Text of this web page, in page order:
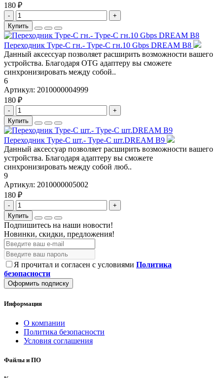
180 ₽
-
+
Купить
Переходник Type-C гн.- Type-C гн.10 Gbps DREAM B8
Данный аксессуар позволяет расширить возможности вашего
устройства. Благодаря OTG адаптеру вы сможете
синхронизировать между собой..
6
Артикул: 2010000004999
180 ₽
-
+
Купить
Переходник Type-C шт.- Type-C шт.DREAM B9
Данный аксессуар позволяет расширить возможности вашего
устройства. Благодаря адаптеру вы сможете
синхронизировать между собой люб..
9
Артикул: 2010000005002
180 ₽
-
+
Купить
Подпишитесь на наши новости!
Новинки, скидки, предложения!
Я прочитал и согласен с условиями Политика
безопасности
Оформить подписку
Информация
О компании
Политика безопасности
Условия соглашения
Файлы и ПО